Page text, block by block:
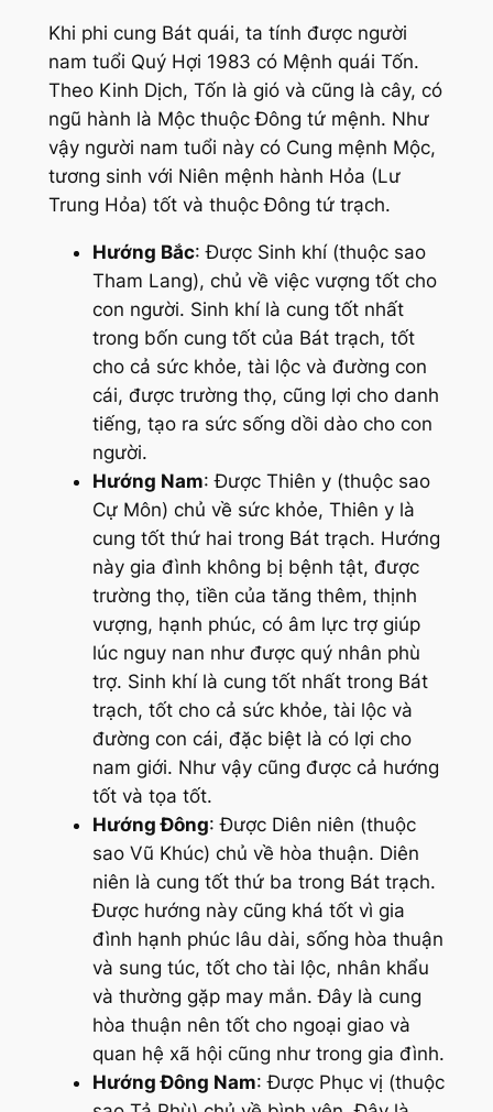
Khi phi cung Bát quái, ta tính được người
nam tuổi Quý Hợi 1983 có Mệnh quái Tốn.
Theo Kinh Dịch, Tốn là gió và cũng là cây, có
ngũ hành là Mộc thuộc Đông tứ mệnh. Như
vậy người nam tuổi này có Cung mệnh Mộc,
tương sinh với Niên mệnh hành Hỏa (Lư
Trung Hỏa) tốt và thuộc Đông tứ trạch.
Hướng Bắc: Được Sinh khí (thuộc sao
Tham Lang), chủ về việc vượng tốt cho
con người. Sinh khí là cung tốt nhất
trong bốn cung tốt của Bát trạch, tốt
cho cả sức khỏe, tài lộc và đường con
cái, được trường thọ, cũng lợi cho danh
tiếng, tạo ra sức sống dồi dào cho con
người.
Hướng Nam: Được Thiên y (thuộc sao
Cự Môn) chủ về sức khỏe, Thiên y là
cung tốt thứ hai trong Bát trạch. Hướng
này gia đình không bị bệnh tật, được
trường thọ, tiền của tăng thêm, thịnh
vượng, hạnh phúc, có âm lực trợ giúp
lúc nguy nan như được quý nhân phù
trợ. Sinh khí là cung tốt nhất trong Bát
trạch, tốt cho cả sức khỏe, tài lộc và
đường con cái, đặc biệt là có lợi cho
nam giới. Như vậy cũng được cả hướng
tốt và tọa tốt.
Hướng Đông: Được Diên niên (thuộc
sao Vũ Khúc) chủ về hòa thuận. Diên
niên là cung tốt thứ ba trong Bát trạch.
Được hướng này cũng khá tốt vì gia
đình hạnh phúc lâu dài, sống hòa thuận
và sung túc, tốt cho tài lộc, nhân khẩu
và thường gặp may mắn. Đây là cung
hòa thuận nên tốt cho ngoại giao và
quan hệ xã hội cũng như trong gia đình.
Hướng Đông Nam: Được Phục vị (thuộc